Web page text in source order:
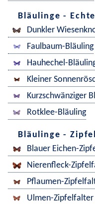
Bläulinge -
Dunkler
Faulbaum-Bläuling
Hauhechel-
Kleiner
Kurzschwänziger
Rotklee-Bläuling
Bläulinge -
Blauer Eichen-
Nierenfleck-
Pflaumen-
Ulmen-Zipfelfalter